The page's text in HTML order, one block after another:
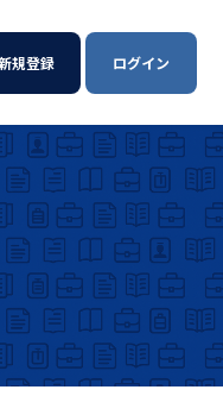
規登録 ログイン